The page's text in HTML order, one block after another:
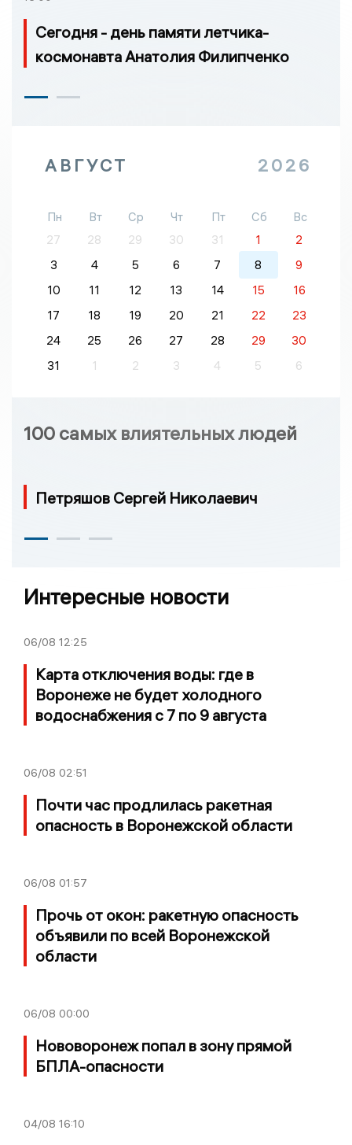
Сегодня - день памяти летчика-
космонавта Анатолия Филипченко
АВГУСТ 2026
Пн Вт Ср Чт Пт Сб
Вс
27
28 29 30 31 1
2
3
4 5 6 7 8
9
10
11 12 13 14 15
16
17
18 19 20 21 22
23
24
25 26 27 28 29
30
31
1 2 3 4 5 6
100 самых влиятельных людей
Петряшов Сергей Николаевич
Интересные новости
06/08 12:25
Карта отключения воды: где в
Воронеже не будет холодного
водоснабжения с 7 по 9 августа
06/08 02:51
Почти час продлилась ракетная
опасность в Воронежской области
06/08 01:57
Прочь от окон: ракетную опасность
объявили по всей Воронежской
области
06/08 00:00
Нововоронеж попал в зону прямой
БПЛА-опасности
04/08 16:10